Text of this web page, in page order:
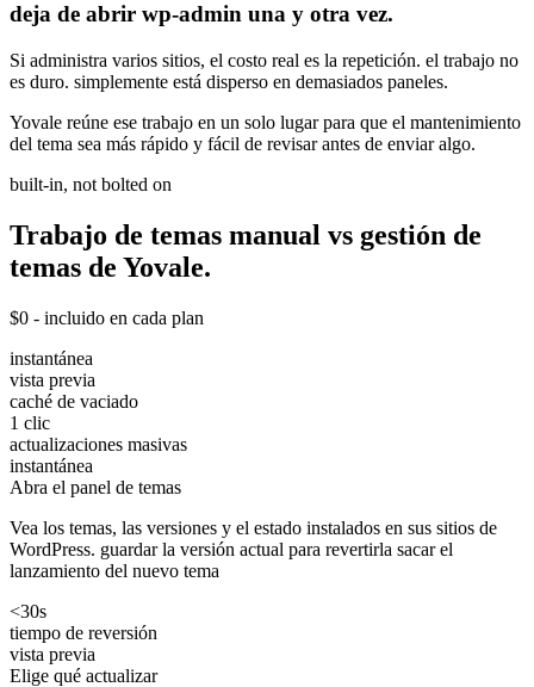
deja de abrir wp-admin una y otra vez.
Si administra varios sitios, el costo real es la repetición. el trabajo no
es duro. simplemente está disperso en demasiados paneles.
Yovale reúne ese trabajo en un solo lugar para que el mantenimiento
del tema sea más rápido y fácil de revisar antes de enviar algo.
built-in, not bolted on
Trabajo de temas manual vs gestión de
temas de Yovale.
$0 - incluido en cada plan
instantánea
vista previa
caché de vaciado
1 clic
actualizaciones masivas
instantánea
Abra el panel de temas
Vea los temas, las versiones y el estado instalados en sus sitios de
WordPress. guardar la versión actual para revertirla sacar el
lanzamiento del nuevo tema
<30s
tiempo de reversión
vista previa
Elige qué actualizar